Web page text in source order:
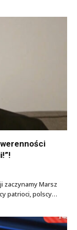
zaczynamy Marsz
patrioci, polscy…